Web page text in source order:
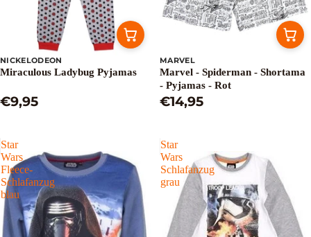
NICKELODEON
Miraculous Ladybug Pyjamas
€9,95
MARVEL
Marvel - Spiderman - Shortama
- Pyjamas - Rot
€14,95
Star
Wars
Fleece-
Schlafanzug
blau
Star
Wars
Schlafanzug
grau